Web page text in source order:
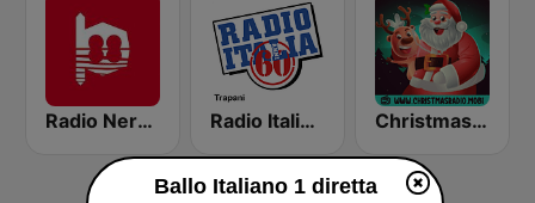
Radio Nervion Radio Italia Anni 60 - Trapani Christmas Radio
Ballo Italiano 1 diretta